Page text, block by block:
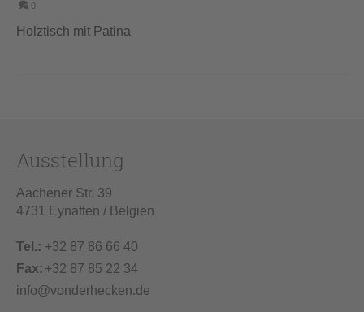
0
Holztisch mit Patina
Ausstellung
Aachener Str. 39
4731 Eynatten / Belgien
Tel.: +32 87 86 66 40
Fax: +32 87 85 22 34
info@vonderhecken.de